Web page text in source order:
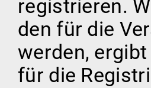
registrieren.
den für die
werden,
für die